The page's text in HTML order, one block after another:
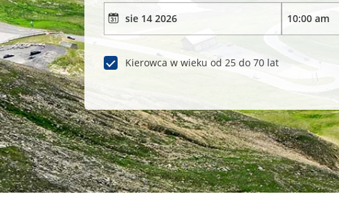
Kierowca w wieku od 25 do 70 lat